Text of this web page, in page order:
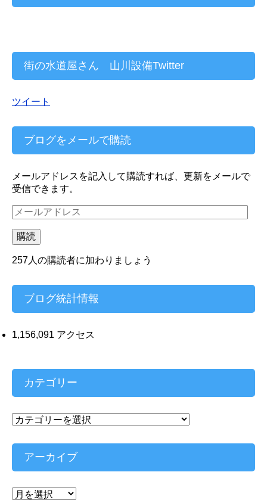
街の水道屋さん 山川設備Twitter
ツイート
ブログをメールで購読
メールアドレスを記入して購読すれば、更新をメールで
受信できます。
メ
ー
ル
ア
ド
ス
購読
257人の購読者に加わりましょう
ブログ統計情報
1,156,091 アクセス
カテゴリー
カ
ゴ
ー
アーカイブ
ア